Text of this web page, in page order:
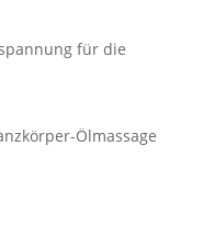
für die
Ölmassage